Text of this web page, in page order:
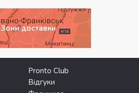
Зони доставки
Pronto Club
Відгуки